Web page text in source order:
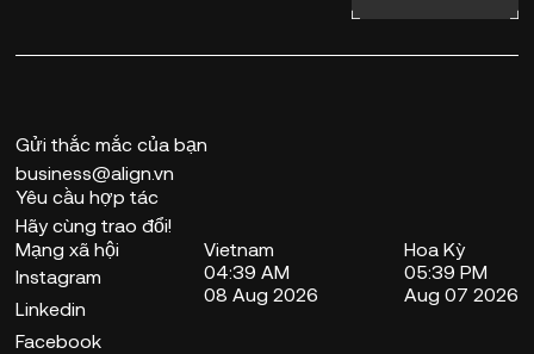
Gửi thắc mắc của bạn
business@align.vn
Yêu cầu hợp tác
Hãy cùng trao đổi!
Mạng xã hội
Instagram
Linkedin
Facebook
Vietnam
04:39 AM
08 Aug 2026
Hoa Kỳ
05:39 PM
Aug 07 2026